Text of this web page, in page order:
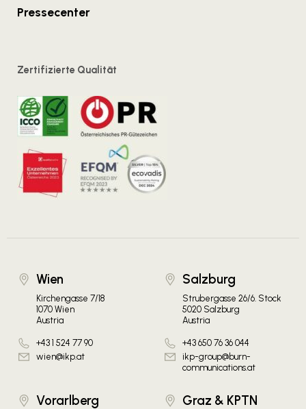
Pressecenter
Zertifizierte Qualität
Wien
Kirchengasse 7/18
1070 Wien
Austria
+43 1 524 77 90
wien@ikp.at
Salzburg
Strubergasse 26/6. Stock
5020 Salzburg
Austria
+43 650 76 36 044
ikp-group@burn-
communications.at
Vorarlberg Graz & KPTN